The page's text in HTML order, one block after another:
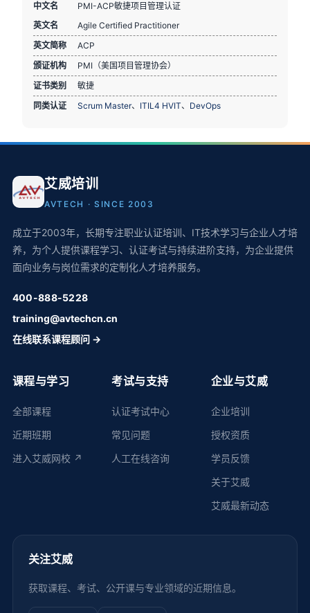
中文名
PMI-ACP敏捷项目管理认证
英文名
Agile Certified Practitioner
英文简称
ACP
颁证机构
PMI（美国项目管理协会）
证书类别
敏捷
同类认证
Scrum Master、 ITIL4 HVIT、 DevOps
艾威培训
AVTECH · SINCE 2003
成立于2003年，长期专注职业认证培训、IT技术学习与企业人才培
养，为个人提供课程学习、认证考试与持续进阶支持，为企业提供
面向业务与岗位需求的定制化人才培养服务。
400-888-5228
training@avtechcn.cn
在线联系课程顾问 →
课程与学习
全部课程
近期班期
进入艾威网校 ↗
考试与支持
认证考试中心
常见问题
人工在线咨询
企业与艾威
企业培训
授权资质
学员反馈
关于艾威
艾威最新动态
关注艾威
获取课程、考试、公开课与专业领域的近期信息。